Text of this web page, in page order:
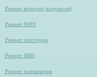
Ремонт копиров (ксероксов)
Ремонт МФУ
Ремонт плоттеров
Ремонт ИБП
Ремонт телевизоров